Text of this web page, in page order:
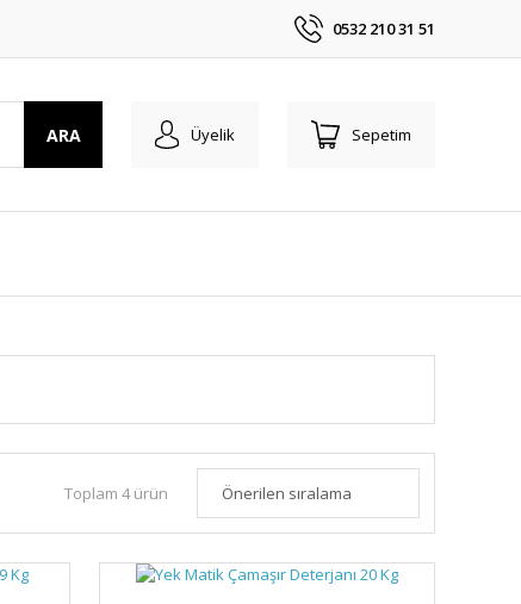
0532 210 31 51
ARA Üyelik Sepetim
Toplam 4 ürün